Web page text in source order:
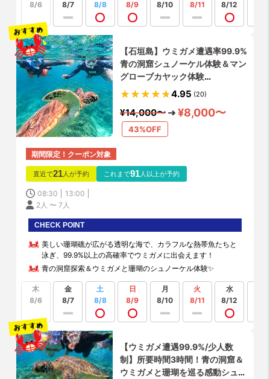
8/6
8/7
8/8
8/9
8/10
8/11
8/12
【石垣島】ウミガメ遭遇率99.9%
青の洞窟シュノーケル体験＆マン
グローブカヤック体験
✨GoPro4K写真・動画撮影無料
お手洗い完備✨
4.95 (20)
¥14,000〜 ¥8,000〜
43%OFF
期間限定！クーポン対象
直近で21 人が予約 これまで91 人以上が予約
08:30
13:00
2人 〜 7人
CHECK POINT
美しい珊瑚礁が広がる透明な海で、カラフルな熱帯魚たちと
泳ぎ、99.9%以上の高確率でウミガメに出会えます！
青の洞窟探索＆ウミガメと珊瑚のシュノーケル体験✨
木
8/6
金
8/7
土
8/8
日
8/9
月
8/10
火
8/11
水
8/12
【ウミガメ遭遇99.9%/少人数
制】所要時間3時間！青の洞窟＆
ウミガメと珊瑚を巡る感動シュノ